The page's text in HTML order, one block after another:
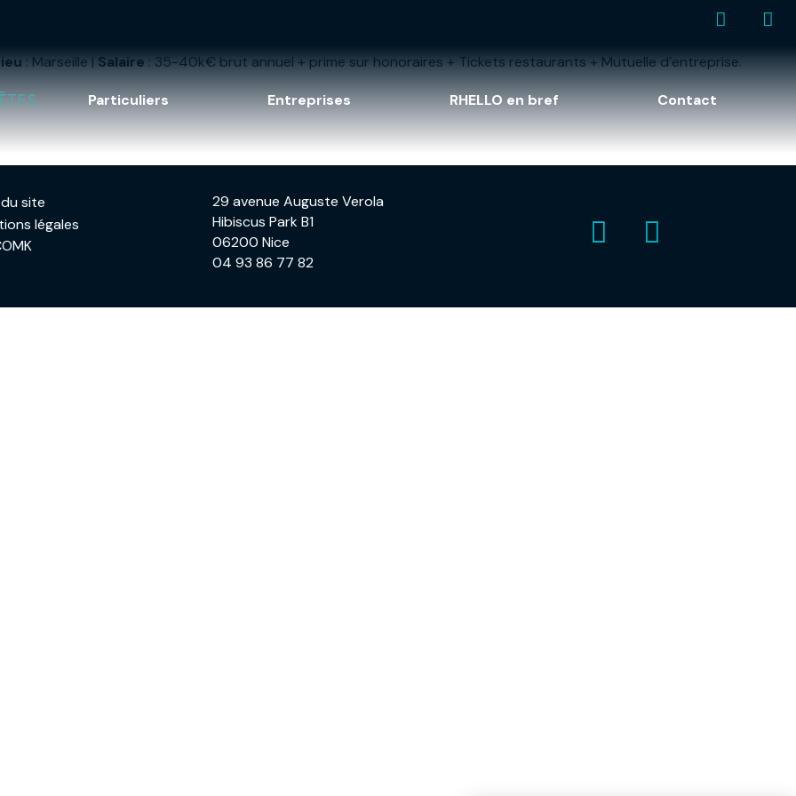
Particuliers Entreprises RHELLO en bref Contact
: Marseille |Salaire: 35-40k€ brut annuel + prime sur honoraires + Tickets restaurants + Mutuelle d’entreprise.
site
légales
29 avenue Auguste Verola
Hibiscus Park B1
06200 Nice
04 93 86 77 82